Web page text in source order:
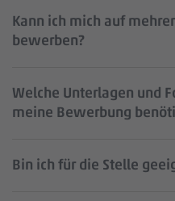
Kann ich mich auf
bewerben?
Welche Unterlagen und
meine Bewerbung
Bin ich für die Stelle